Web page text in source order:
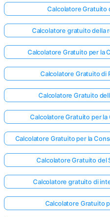
Calcolatore Gratuito
Calcolatore gratuito della
Calcolatore Gratuito per la
Calcolatore Gratuito di
Calcolatore Gratuito
Calcolatore Gratuito per
Calcolatore Gratuito per la
Calcolatore Gratuito del
Calcolatore gratuito di
Calcolatore Gratuito